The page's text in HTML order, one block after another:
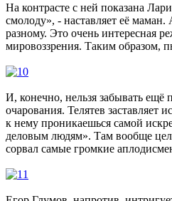
На контрасте с ней показана
смолоду», - наставляет её
разному. Это очень интересная
мировоззрения. Таким образом,
И, конечно, нельзя забывать
очарования. Телятев
к нему проникаешься самой
деловым людям». Там вообще
сорвал самые громкие